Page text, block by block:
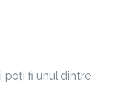
poți fi unul dintre